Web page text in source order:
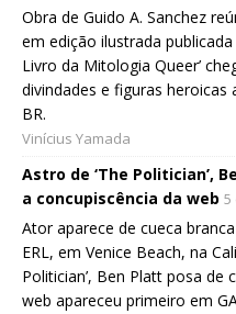
Obra de Guido A. Sanchez
em edição ilustrada
Livro da Mitologia Queer’
divindades e figuras heroicas
BR.
Vinícius Yamada
Astro de ‘The Politician’,
a concupiscência da web 5
Ator aparece de cueca
ERL, em Venice Beach, na
Politician’, Ben Platt posa de
web apareceu primeiro em